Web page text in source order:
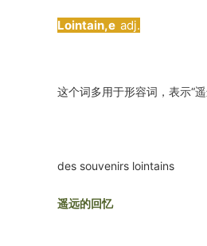
Lointain,e adj.
这个词多用于形容词，表示“
des souvenirs lointains
遥远的回忆